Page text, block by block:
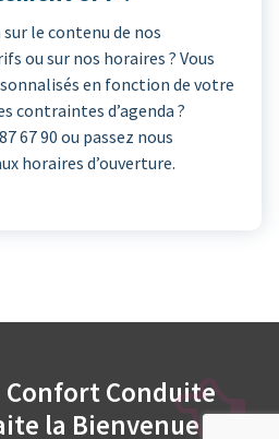
le contenu de nos
ou sur nos horaires ? Vous
en fonction de votre
contraintes d’agenda ?
67 90 ou passez nous
horaires d’ouverture.
Confort Conduite
la Bienvenue